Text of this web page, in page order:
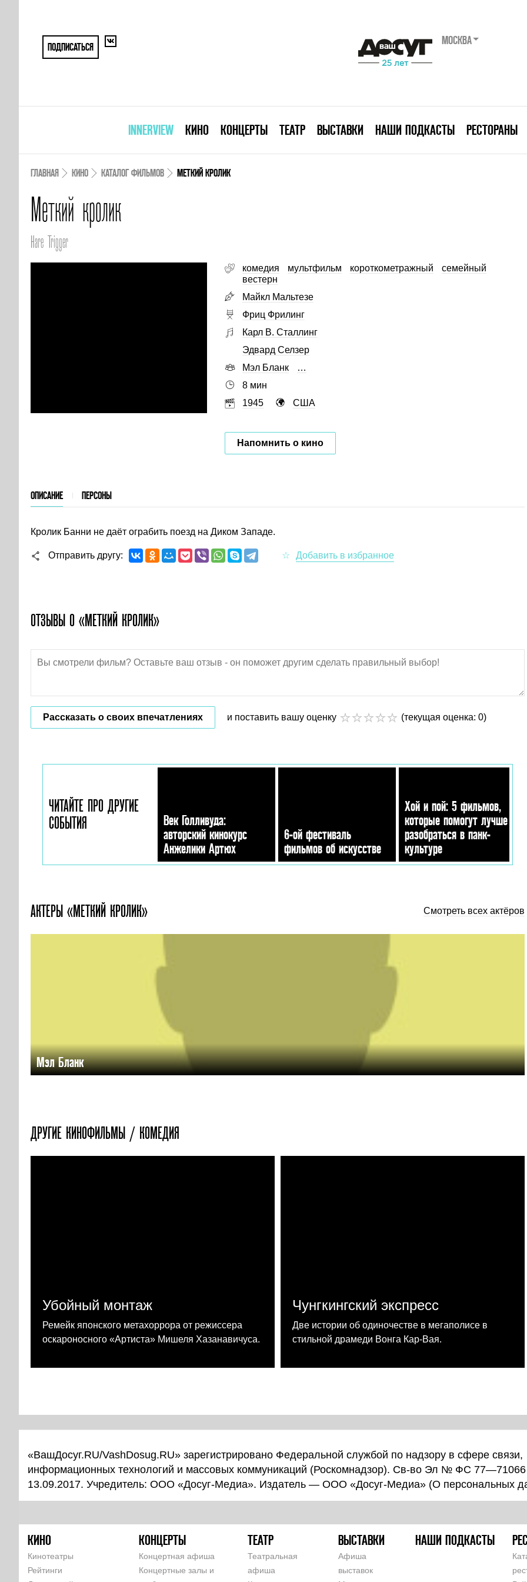
ПОДПИСАТЬСЯ
МОСКВА
INNERVIEW КИНО КОНЦЕРТЫ ТЕАТР ВЫСТАВКИ НАШИ ПОДКАСТЫ РЕСТОРАНЫ
ГЛАВНАЯ КИНО КАТАЛОГ ФИЛЬМОВ МЕТКИЙ КРОЛИК
Меткий кролик
Hare Trigger
комедия мультфильм короткометражный
семейный
вестерн
Майкл Мальтезе
Фриц Фрилинг
Карл В. Сталлинг
Эдвард Селзер
Мэл Бланк
…
8 мин
1945
США
Напомнить о кино
ОПИСАНИЕ ПЕРСОНЫ
Кролик Банни не даёт ограбить поезд на Диком Западе.
Отправить другу
ОТЗЫВЫ О «МЕТКИЙ КРОЛИК»
Рассказать о своих впечатлениях и поставить вашу оценку (текущая оценка: 0)
ЧИТАЙТЕ ПРО ДРУГИЕ
СОБЫТИЯ
Век Голливуда:
авторский кинокурс
Анжелики Артюх
6-ой фестиваль
фильмов об искусстве
Хой и пой: 5 фильмов,
которые помогут лучше
разобраться в панк-
культуре
АКТЕРЫ «МЕТКИЙ КРОЛИК» Смотреть всех актёров
Мэл Бланк
ДРУГИЕ КИНОФИЛЬМЫ / КОМЕДИЯ
Убойный монтаж
Ремейк японского метахоррора от режиссера
оскароносного «Артиста» Мишеля Хазанавичуса.
Чунгкингский экспресс
Две истории об одиночестве в мегаполисе в
стильной драмеди Вонга Кар-Вая.
«ВашДосуг.RU/VashDosug.RU» зарегистрировано Федеральной службой по надзору в сфере связи,
информационных технологий и массовых коммуникаций (Роскомнадзор). Св-во Эл № ФС 77—71066
13.09.2017. Учредитель: ООО «Досуг-Медиа». Издатель — ООО «Досуг-Медиа» (О персональных
КИНО
Кинотеатры
Рейтинги
КОНЦЕРТЫ
Концертная афиша
Концертные залы и
ТЕАТР
Театральная
афиша
ВЫСТАВКИ
Афиша
выставок
НАШИ ПОДКАСТЫ